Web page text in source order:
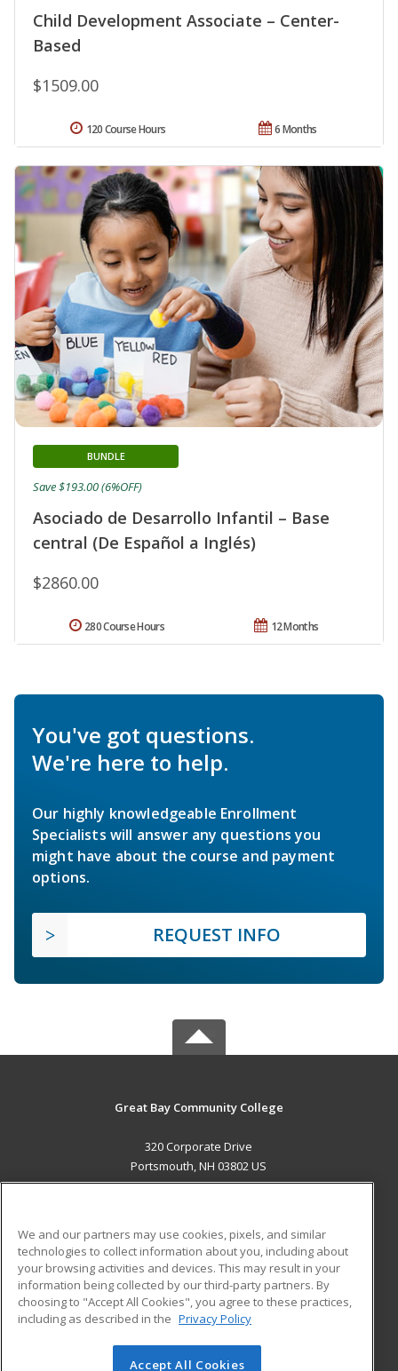
Child Development Associate – Center-
Based
$1509.00
6 Months
120 Course Hours
Asociado de Desarrollo Infantil – Base
central (De Español a Inglés)
BUNDLE
$2860.00
Save $193.00 (6%OFF)
12 Months
280 Course Hours
You've got questions.
We're here to help.
Our highly knowledgeable Enrollment
Specialists will answer any questions you
might have about the course and payment
options.
REQUEST INFO
Great Bay Community College
320 Corporate Drive
Portsmouth, NH 03802 US
ADDITIONAL RESOURCES
Military
Financial Assistance
Help
Student Blog
We and our partners may use cookies, pixels, and similar
technologies to collect information about you, including about
your browsing activities and devices. This may result in your
information being collected by our third-party partners. By
choosing to "Accept All Cookies", you agree to these practices,
including as described in the Privacy Policy
Accept All Cookies